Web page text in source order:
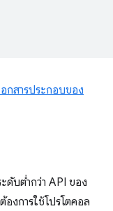
อกสารประกอบของ
ดับต่ำกว่า API ของ
งการใช้โปรโตคอล